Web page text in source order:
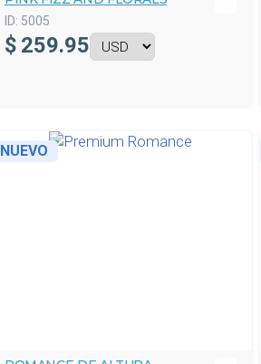
ID: 5005
$ 259.95
NUEVO